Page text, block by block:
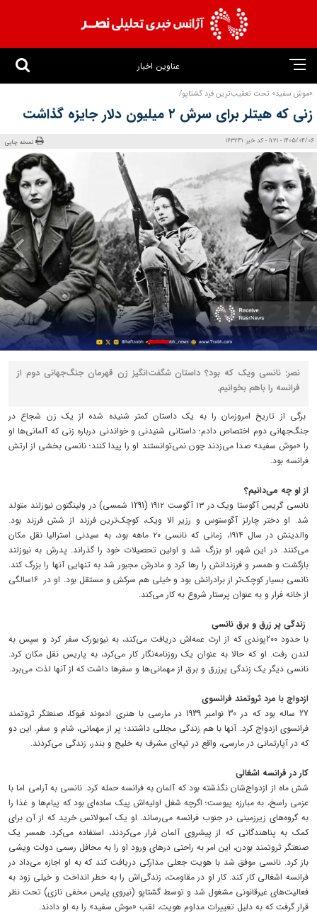
عناوین اخبار
«موش سفید» تحت تعقیب‌ترین ‌فر‌د گشتاپو/
زنی که هیتلر برای سرش ۲ میلیون دلار جایزه گذاشت
1405/04/06 - 11:21 - کد خبر: 163241 نسخه چاپی
نصر: نانسی ویک که بود؟ ‌داستان شگفت‌انگیز زن قهرمان جنگ‌جهانی دوم از
‌فرانسه را باهم بخوانیم.
برگی از تاریخ امروزمان را به یک داستان کمتر شنیده شده از یک زن شجاع در
جنگ‌جهانی دوم اختصاص دادم؛ داستانی شنیدنی و خواندنی درباره زنی که آلمانی‌ها او
را «موش سفید» صدا می‌زدند چون نمی‌توانستند او را پیدا کنند؛ نانسی ‌‌بخشی از ارتش
فرانسه بود.
از او چه می‌دانیم؟
نانسی گریس آگوستا ویک در ۱۳ آگوست ۱۹۱۲‌ (1291 شمسی) در ولینگتون ‌نیوز‌لند‌ متولد
شد. او دختر چارلز آگوستوس و رزیر الا ویک، کوچک‌ترین فرزند از شش فرزند بود.
والدینش در سال ۱۹۱۴، زمانی که نانسی ۲۰ ماهه بود، به سیدنی استرالیا نقل مکان
می‌کنند. در این شهر، او بزرگ شد و اولین تحصیلات خود را گذراند. پدرش به نیوز‌لند
بازگشت و همسر و فرزندانش را رها کرد و مادرش مجبور شد به تنهایی آنها را بزرگ کند.
نانسی بسیار کوچک‌تر از برادرانش بود و خیلی هم سرکش و مستقل بود. او در ‌ ۱۶‌سالگی
از خانه ‌فرار ‌‌و به عنوان پرستار شروع به کار می‌کند.
‌زندگی پر زرق و برق نانسی
با حدود 200‌پوندی که از ارث عمه‌اش دریافت می‌کند، به نیویورک سفر کرد و سپس به
لندن رفت. او که حالا به عنوان یک روزنامه‌نگار کار می‌کرد، به پاریس نقل مکان کرد.
نانسی دیگر یک زندگی پر‌زرق و برق از مهمانی‌ها و سفرها داشت که از آنها ‌لذت می‌برد‌.
ازدواج با مرد ثروتمند فرانسوی
27 ساله بود که در 30 نوامبر 1939‌‌ در مارسی با هنری ادموند فیوکا، صنعتگر ثروتمند
فرانسوی‌‌ ازدواج کرد. آنها با هم زندگی مجللی داشتند؛ پر از مهمانی، شام و سفر.‌ این دو
که در آپارتمانی در مارسی، واقع در تپه‌ای مشرف به خلیج و بندر، زندگی می‌کردند.‌
کار در فرانسه اشغالی
شش ماه‌‌ از ازدواج‌شان نگذشته بود که آلمان به فرانسه حمله کرد.‌ نانسی به آرامی‌ اما با
عزمی راسخ، به مبارزه پیوست؛ اگرچه شغل اولیه‌اش پیک ساده‌ای بود که پیام‌ها و غذا را
به گروه‌های زیرزمینی در جنوب فرانسه می‌رساند. او یک آمبولانس خرید که از آن برای
کمک به پناهندگانی که از پیشروی آلمان فرار می‌کردند، استفاده می‌کرد. همسر یک
صنعتگر ثروتمند بودن، این امر به راحتی درهای ورود او را به محافل رسمی دولت ویشی
باز کرد.‌ نانسی موفق شد با هویت جعلی مدارکی دریافت کند که به او اجازه می‌داد در
فرانسه اشغالی کار کند. کار او در مقاومت، زندگی‌اش را به خطر انداخت و خیلی زود به
فعالیت‌های غیرقانونی مشغول شد و توسط گشتاپو (نیروی پلیس مخفی نازی) تحت نظر
قرار گرفت‌ که به دلیل تغییرات مداوم هویت، لقب «موش سفید» را به او دادند. ‌